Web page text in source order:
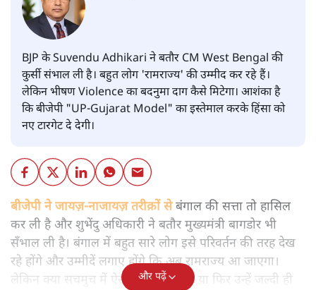
BJP के Suvendu Adhikari ने बतौर CM West Bengal की
कुर्सी संभाल ली है। बहुत लोग 'रामराज्य' की उम्मीद कर रहे हैं।
लेकिन भीषण Violence का बदनुमा दाग कैसे मिटेगा। आशंका है
कि बीजेपी "UP-Gujarat Model" का इस्तेमाल करके हिंसा को
नए टारगेट दे देगी।
बीजेपी ने जायज़-नाजायज़ तरीक़ों सेबंगाल की सत्ता तो हासिल
कर ली है और शुभेंदु अधिकारी ने बतौर मुख्यमंत्री बागडोर भी
सँभाल ली है। बंगाल में बहुत सारे लोग इसे परिवर्तन की तरह देख
रहे होंगे और उम्मीदें लगाए होंगे कि अब रामराज्य आ जाएगा।
लेकिन क्या सचमुच में ऐसा होने जा रहा है या फिर उन्हें जल्दी ही
और पढ़ें